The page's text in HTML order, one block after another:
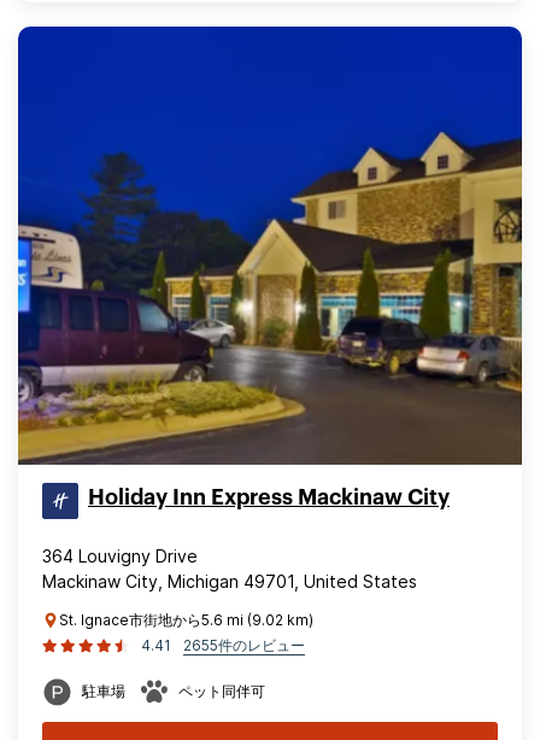
Holiday Inn Express Mackinaw City
364 Louvigny Drive
Mackinaw City, Michigan 49701, United States
St. Ignace市街地から5.6 mi (9.02 km)
4.41
2655件のレビュー
駐車場 ペット同伴可